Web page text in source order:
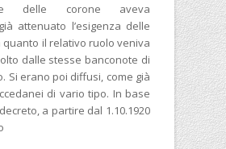
delle corone aveva
attenuato l’esigenza delle
quanto il relativo ruolo veniva
dalle stesse banconote di
Si erano poi diffusi, come già
di vario tipo. In base
a partire dal 1.10.1920